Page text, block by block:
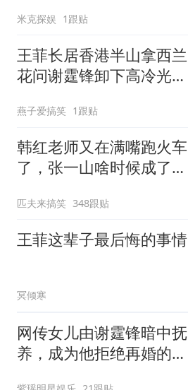
米克探娱 1跟贴
王菲长居香港半山拿西兰
花问谢霆锋卸下高冷光环
燕子爱搞笑 1跟贴
韩红老师又在满嘴跑火车
了，张一山啥时候成了她
匹夫来搞笑 348跟贴
王菲这辈子最后悔的事情
冥倾寒
网传女儿由谢霆锋暗中抚
养，成为他拒绝再婚的缘